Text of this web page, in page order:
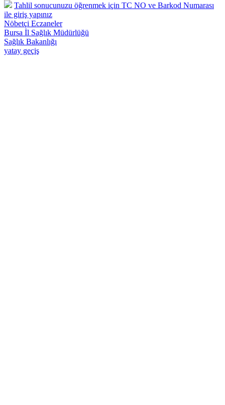
Tahlil sonucunuzu öğrenmek için TC NO ve Barkod Numarası
ile giriş yapınız
Nöbetçi Eczaneler
Bursa İl Sağlık Müdürlüğü
Sağlık Bakanlığı
yatay geçiş